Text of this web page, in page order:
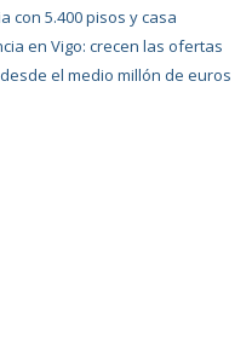
con 5.400 pisos y casa
en Vigo: crecen las ofertas
el medio millón de euros